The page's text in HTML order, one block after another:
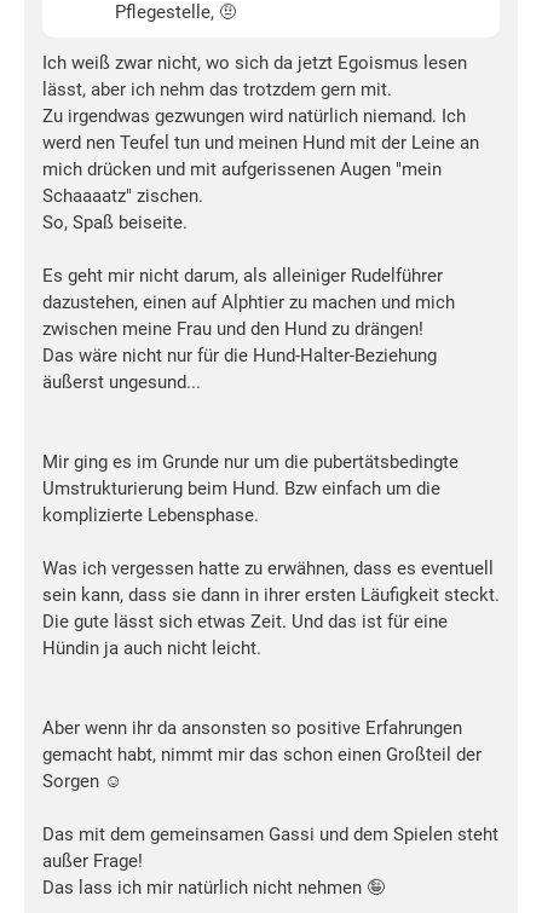
Pflegestelle, 🤨
Ich weiß zwar nicht, wo sich da jetzt Egoismus lesen
lässt, aber ich nehm das trotzdem gern mit.
Zu irgendwas gezwungen wird natürlich niemand. Ich
werd nen Teufel tun und meinen Hund mit der Leine an
mich drücken und mit aufgerissenen Augen "mein
Schaaaatz" zischen.
So, Spaß beiseite.
Es geht mir nicht darum, als alleiniger Rudelführer
dazustehen, einen auf Alphtier zu machen und mich
zwischen meine Frau und den Hund zu drängen!
Das wäre nicht nur für die Hund-Halter-Beziehung
äußerst ungesund...
Mir ging es im Grunde nur um die pubertätsbedingte
Umstrukturierung beim Hund. Bzw einfach um die
komplizierte Lebensphase.
Was ich vergessen hatte zu erwähnen, dass es eventuell
sein kann, dass sie dann in ihrer ersten Läufigkeit steckt.
Die gute lässt sich etwas Zeit. Und das ist für eine
Hündin ja auch nicht leicht.
Aber wenn ihr da ansonsten so positive Erfahrungen
gemacht habt, nimmt mir das schon einen Großteil der
Sorgen ☺️
Das mit dem gemeinsamen Gassi und dem Spielen steht
außer Frage!
Das lass ich mir natürlich nicht nehmen 🤪